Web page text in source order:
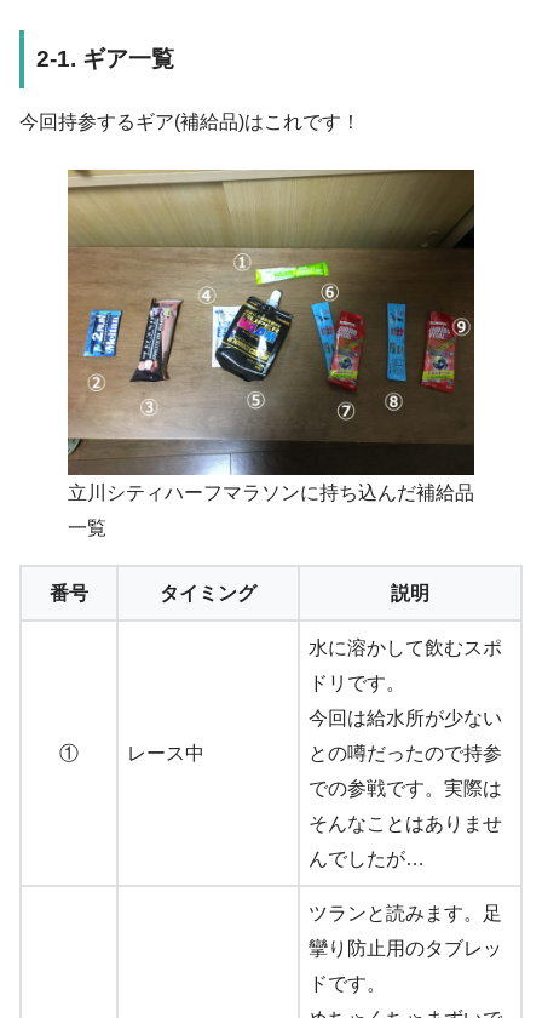
2-1. ギア一覧
今回持参するギア(補給品)はこれです！
立川シティハーフマラソンに持ち込んだ補給品
一覧
番号 タイミング 説明
① レース中
水に溶かして飲むスポ
ドリです。
今回は給水所が少ない
との噂だったので持参
での参戦です。実際は
そんなことはありませ
んでしたが…
ツランと読みます。足
攣り防止用のタブレッ
ドです。